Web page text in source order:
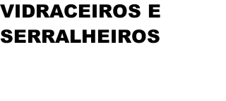
VIDRACEIROS E
SERRALHEIROS